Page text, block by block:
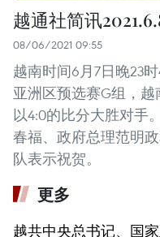
越通社简讯
08/06/2021 09:55
越南时间6月7日晚23
亚洲区预选赛G组，
以4:0的比分大胜对手
春福、政府总理范明
队表示祝贺。
更多
越共中央总书记、国